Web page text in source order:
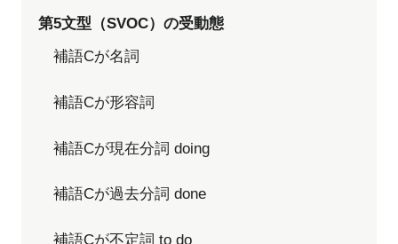
第5文型（SVOC）の受動態
補語Cが名詞
補語Cが形容詞
補語Cが現在分詞 doing
補語Cが過去分詞 done
補語Cが不定詞 to do